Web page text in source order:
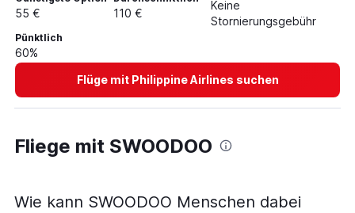
55 € 110 €
Keine
Stornierungsgebühr
Pünktlich
60%
Flüge mit Philippine Airlines suchen
Fliege mit SWOODOO
Wie kann SWOODOO Menschen dabei